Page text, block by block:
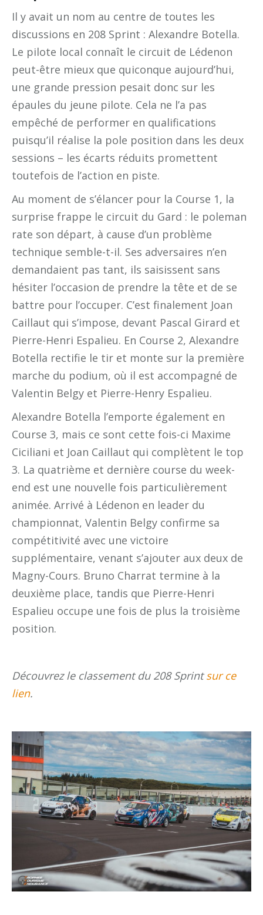
Il y avait un nom au centre de toutes les
discussions en 208 Sprint : Alexandre Botella.
Le pilote local connaît le circuit de Lédenon
peut-être mieux que quiconque aujourd’hui,
une grande pression pesait donc sur les
épaules du jeune pilote. Cela ne l’a pas
empêché de performer en qualifications
puisqu’il réalise la pole position dans les deux
sessions – les écarts réduits promettent
toutefois de l’action en piste.
Au moment de s’élancer pour la Course 1, la
surprise frappe le circuit du Gard : le poleman
rate son départ, à cause d’un problème
technique semble-t-il. Ses adversaires n’en
demandaient pas tant, ils saisissent sans
hésiter l’occasion de prendre la tête et de se
battre pour l’occuper. C’est finalement Joan
Caillaut qui s’impose, devant Pascal Girard et
Pierre-Henri Espalieu. En Course 2, Alexandre
Botella rectifie le tir et monte sur la première
marche du podium, où il est accompagné de
Valentin Belgy et Pierre-Henry Espalieu.
Alexandre Botella l’emporte également en
Course 3, mais ce sont cette fois-ci Maxime
Ciciliani et Joan Caillaut qui complètent le top
3. La quatrième et dernière course du week-
end est une nouvelle fois particulièrement
animée. Arrivé à Lédenon en leader du
championnat, Valentin Belgy confirme sa
compétitivité avec une victoire
supplémentaire, venant s’ajouter aux deux de
Magny-Cours. Bruno Charrat termine à la
deuxième place, tandis que Pierre-Henri
Espalieu occupe une fois de plus la troisième
position.
Découvrez le classement du 208 Sprintsur ce
lien.